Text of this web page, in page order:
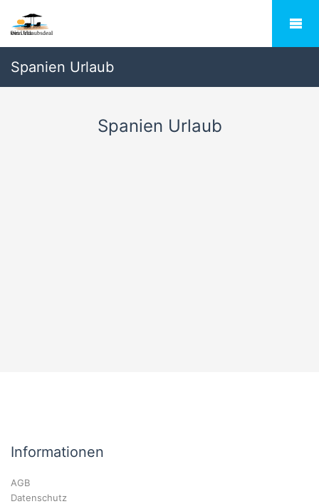
Spanien Urlaub
Spanien Urlaub
Informationen
AGB
Datenschutz